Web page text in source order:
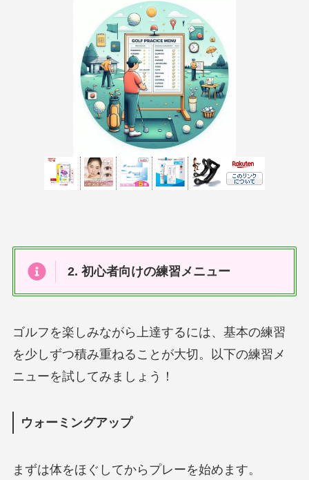
2. 初心者向けの練習メニュー
ゴルフを楽しみながら上達するには、基本の練習
を少しずつ積み重ねることが大切。以下の練習メ
ニューを試してみましょう！
ウォーミングアップ
まずは体をほぐしてからプレーを始めます。